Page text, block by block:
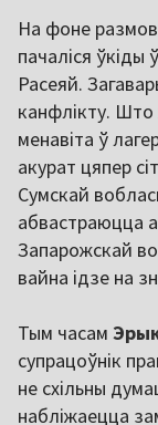
На фоне
пачаліся
Расеяй.
канфлікту. Што
менавіта ў
акурат цяпер
Сумскай
абвастраюцца
Запарожскай
вайна ідзе на
Тым часам
супрацоўнік
не схільны
набліжаецца